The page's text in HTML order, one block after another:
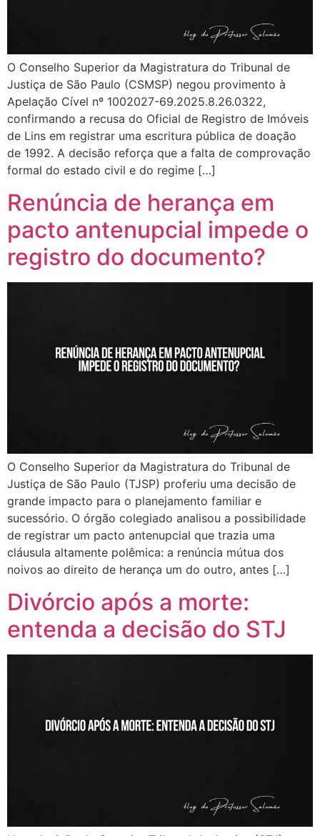
O Conselho Superior da Magistratura do Tribunal de
Justiça de São Paulo (CSMSP) negou provimento à
Apelação Cível nº 1002027-69.2025.8.26.0322,
confirmando a recusa do Oficial de Registro de Imóveis
de Lins em registrar uma escritura pública de doação
de 1992. A decisão reforça que a falta de comprovação
formal do estado civil e do regime […]
Renúncia de herança em
pacto antenupcial impede o
registro do documento?
O Conselho Superior da Magistratura do Tribunal de
Justiça de São Paulo (TJSP) proferiu uma decisão de
grande impacto para o planejamento familiar e
sucessório. O órgão colegiado analisou a possibilidade
de registrar um pacto antenupcial que trazia uma
cláusula altamente polêmica: a renúncia mútua dos
noivos ao direito de herança um do outro, antes […]
Divórcio após a morte:
entenda a decisão do STJ